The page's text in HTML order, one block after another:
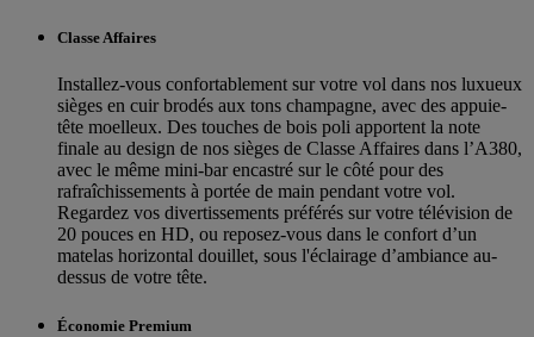
Classe Affaires
Installez-vous confortablement sur votre vol dans nos luxueux
sièges en cuir brodés aux tons champagne, avec des appuie-
tête moelleux. Des touches de bois poli apportent la note
finale au design de nos sièges de Classe Affaires dans l’A380,
avec le même mini-bar encastré sur le côté pour des
rafraîchissements à portée de main pendant votre vol.
Regardez vos divertissements préférés sur votre télévision de
20 pouces en HD, ou reposez-vous dans le confort d’un
matelas horizontal douillet, sous l'éclairage d’ambiance au-
dessus de votre tête.
Économie Premium